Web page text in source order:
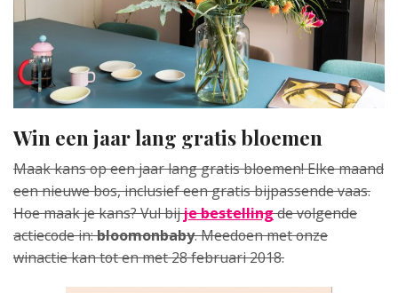
Win een jaar lang gratis bloemen
Maak kans op een jaar lang gratis bloemen! Elke maand
een nieuwe bos, inclusief een gratis bijpassende vaas.
Hoe maak je kans? Vul bijje bestellingde volgende
actiecode in:bloomonbaby. Meedoen met onze
winactie kan tot en met 28 februari 2018.